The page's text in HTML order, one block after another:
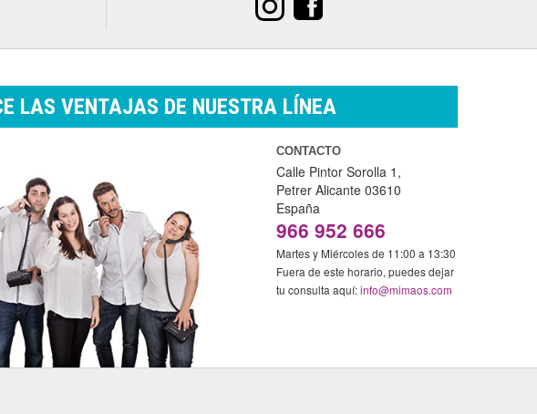
LAS VENTAJAS DE NUESTRA LÍNEA
CONTACTO
Calle Pintor Sorolla 1,
Petrer Alicante 03610
España
966 952 666
Martes y Miércoles de 11:00 a 13:30
Fuera de este horario, puedes dejar
tu consulta aquí:info@mimaos.com